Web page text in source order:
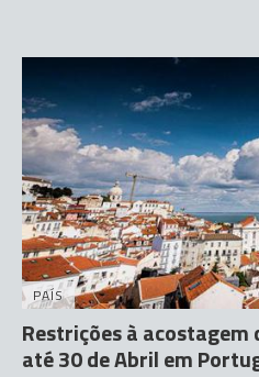
PAÍS
Restrições à acostagem
até 30 de Abril em